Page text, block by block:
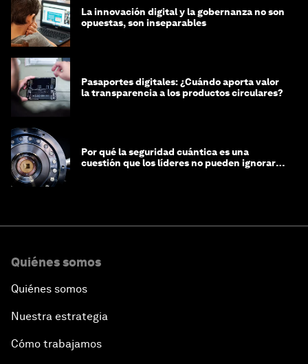
La innovación digital y la gobernanza no son
opuestas, son inseparables
Pasaportes digitales: ¿Cuándo aporta valor
la transparencia a los productos circulares?
Por qué la seguridad cuántica es una
cuestión que los líderes no pueden ignorar
Quiénes somos
Quiénes somos
Nuestra estrategia
Cómo trabajamos